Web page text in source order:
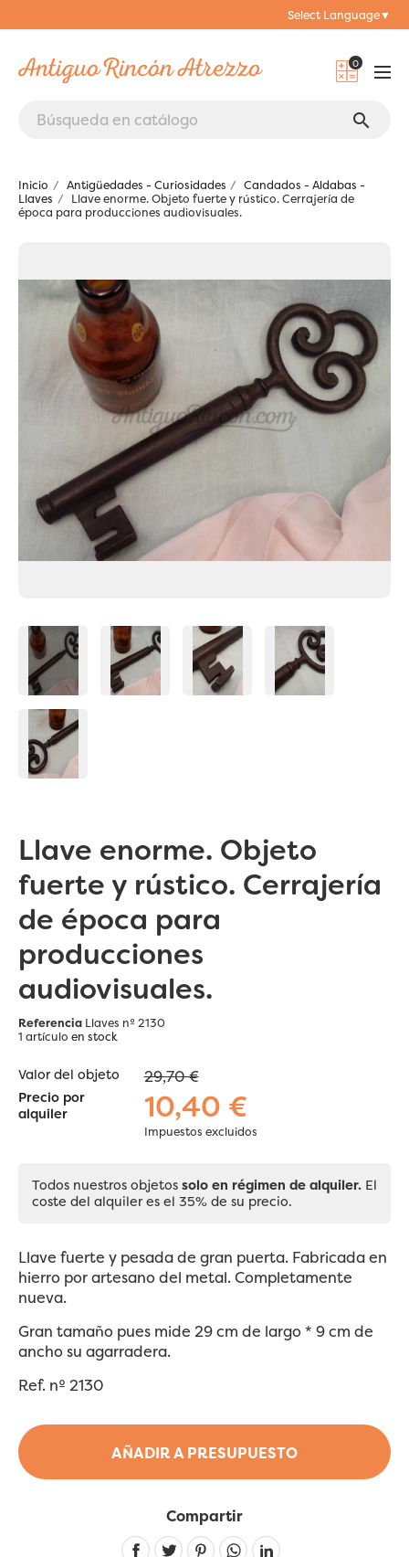
Select Language▼
0
search
Inicio Antigüedades - Curiosidades
Candados - Aldabas -
Llaves
Llave enorme. Objeto fuerte y rústico. Cerrajería de
época para producciones audiovisuales.
Llave enorme. Objeto
fuerte y rústico. Cerrajería
de época para
producciones
audiovisuales.
Referencia Llaves nº 2130
1 artículo en stock
AÑADIR A PRESUPUESTO
Valor del objeto 29,70 €
Precio por
alquiler
10,40 €
Impuestos excluidos
Todos nuestros objetos solo en régimen de alquiler. El
coste del alquiler es el 35% de su precio.
Llave fuerte y pesada de gran puerta. Fabricada en
hierro por artesano del metal. Completamente
nueva.
Gran tamaño pues mide 29 cm de largo * 9 cm de
ancho su agarradera.
Ref. nº 2130
Compartir
Linkedin